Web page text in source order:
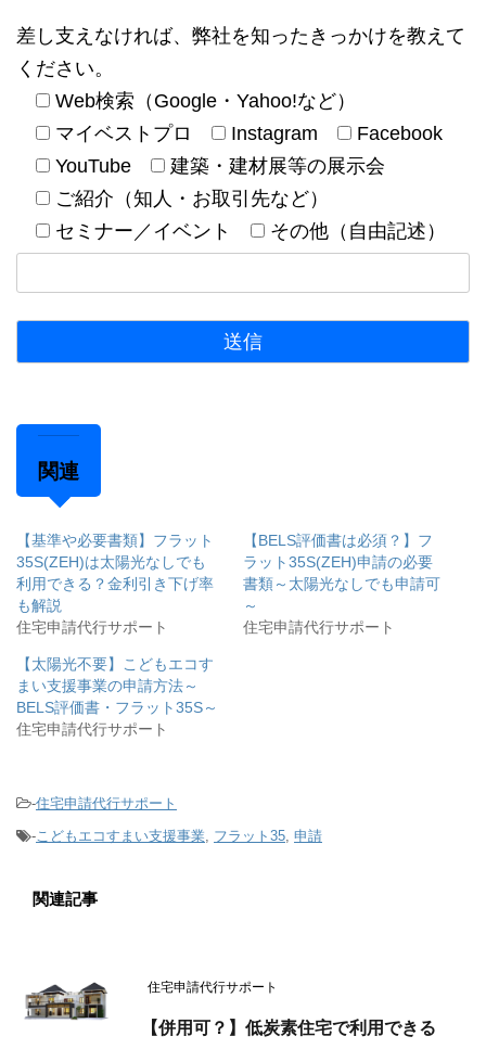
差し支えなければ、弊社を知ったきっかけを教えて
ください。
Web検索（Google・Yahoo!など）
マイベストプロ
Instagram
Facebook
YouTube
建築・建材展等の展示会
ご紹介（知人・お取引先など）
セミナー／イベント
その他（自由記述）
関連
【基準や必要書類】フラット
35S(ZEH)は太陽光なしでも
利用できる？金利引き下げ率
も解説
住宅申請代行サポート
【BELS評価書は必須？】フ
ラット35S(ZEH)申請の必要
書類～太陽光なしでも申請可
～
住宅申請代行サポート
【太陽光不要】こどもエコす
まい支援事業の申請方法～
BELS評価書・フラット35S～
住宅申請代行サポート
-住宅申請代行サポート
- こどもエコすまい支援事業 フラット35 申請
関連記事
住宅申請代行サポート
【併用可？】低炭素住宅で利用できる